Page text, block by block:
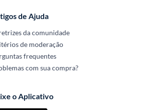
de Ajuda
da comunidade
de moderação
frequentes
com sua compra?
o Aplicativo